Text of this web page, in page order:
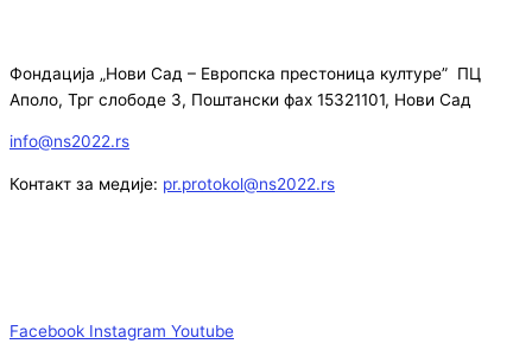
Фондација „Нови Сад – Европска престоница културе” ПЦ
Аполо, Трг слободе 3, Поштански фах 15321101, Нови Сад
info@ns2022.rs
Контакт за медије: pr.protokol@ns2022.rs
Facebook Instagram Youtube